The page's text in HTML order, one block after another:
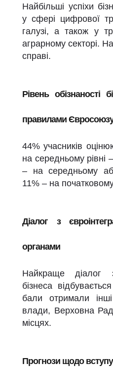
Найбільші успіхи
у сфері цифрової
галузі, а також у
аграрному секторі.
справі.
Рівень обізнаності
правилами
44% учасників
на середньому рівні
– на середньому
11% – на
Діалог з
органами
Найкраще діалог
бізнеса
бали отримали
влади, Верховна
місцях.
Прогнози щодо